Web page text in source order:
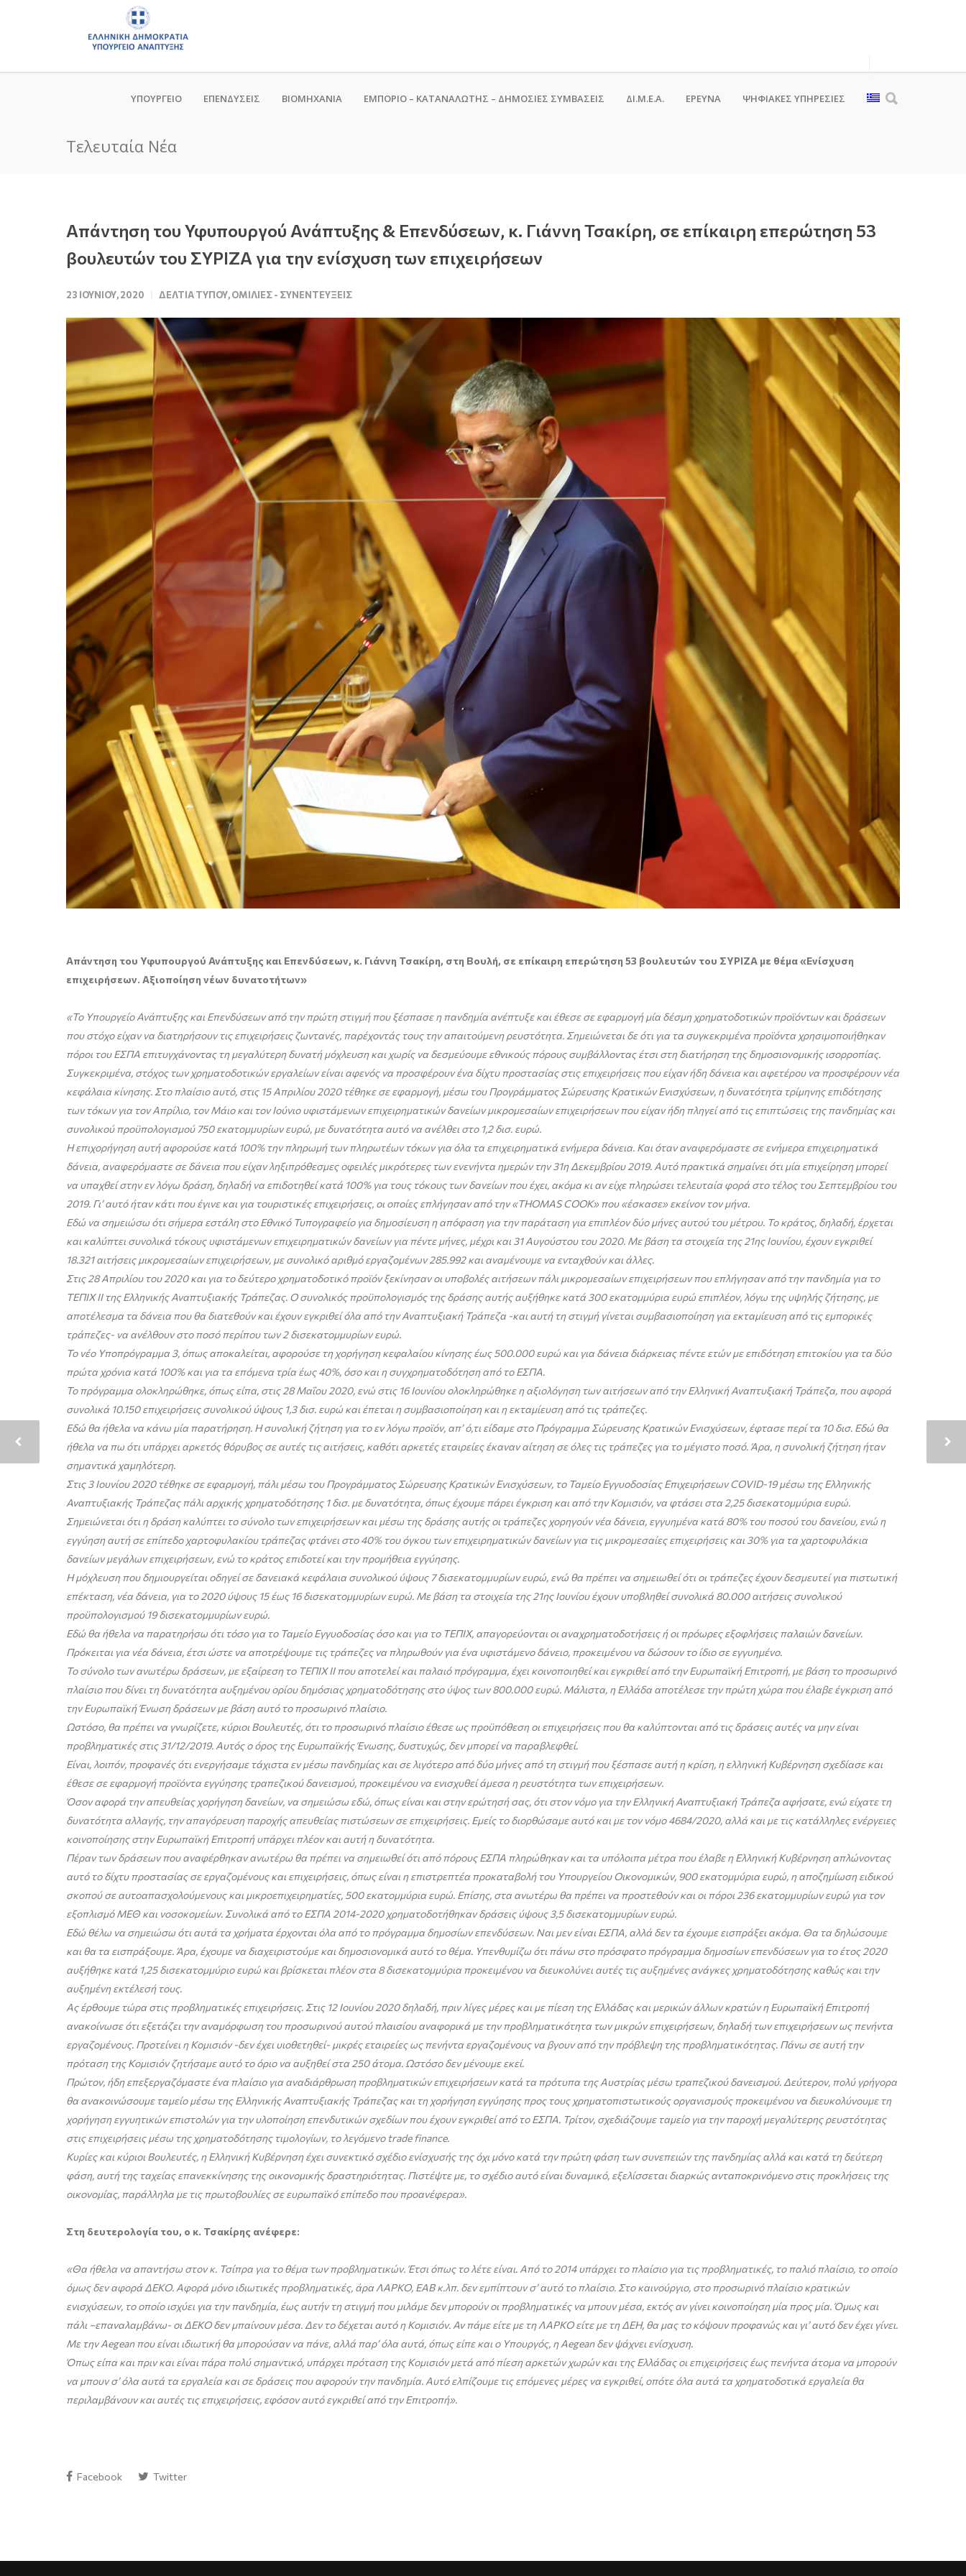
ΥΠΟΥΡΓΕΙΟ ΕΠΕΝΔΥΣΕΙΣ ΒΙΟΜΗΧΑΝΙΑ ΕΜΠΟΡΙΟ – ΚΑΤΑΝΑΛΩΤΗΣ – ΔΗΜΟΣΙΕΣ ΣΥΜΒΑΣΕΙΣ ΔΙ.Μ.Ε.Α. ΕΡΕΥΝΑ ΨΗΦΙΑΚΈΣ ΥΠΗΡΕΣΊΕΣ
Τελευταία Νέα
Απάντηση του Υφυπουργού Ανάπτυξης & Επενδύσεων, κ. Γιάννη Τσακίρη, σε επίκαιρη επερώτηση 53
βουλευτών του ΣΥΡΙΖΑ για την ενίσχυση των επιχειρήσεων
23 ΙΟΥΝΊΟΥ, 2020 ΔΕΛΤΊΑ ΤΎΠΟΥ,ΟΜΙΛΊΕΣ - ΣΥΝΕΝΤΕΎΞΕΙΣ
Απάντηση του Υφυπουργού Ανάπτυξης και Επενδύσεων, κ. Γιάννη Τσακίρη, στη Βουλή, σε επίκαιρη επερώτηση 53 βουλευτών του ΣΥΡΙΖΑ με θέμα «Ενίσχυση
επιχειρήσεων. Αξιοποίηση νέων δυνατοτήτων»
«Το Υπουργείο Ανάπτυξης και Επενδύσεων από την πρώτη στιγμή που ξέσπασε η πανδημία ανέπτυξε και έθεσε σε εφαρμογή μία δέσμη χρηματοδοτικών προϊόντων και δράσεων
που στόχο είχαν να διατηρήσουν τις επιχειρήσεις ζωντανές, παρέχοντάς τους την απαιτούμενη ρευστότητα. Σημειώνεται δε ότι για τα συγκεκριμένα προϊόντα χρησιμοποιήθηκαν
πόροι του ΕΣΠΑ επιτυγχάνοντας τη μεγαλύτερη δυνατή μόχλευση και χωρίς να δεσμεύουμε εθνικούς πόρους συμβάλλοντας έτσι στη διατήρηση της δημοσιονομικής ισορροπίας.
Συγκεκριμένα, στόχος των χρηματοδοτικών εργαλείων είναι αφενός να προσφέρουν ένα δίχτυ προστασίας στις επιχειρήσεις που είχαν ήδη δάνεια και αφετέρου να προσφέρουν νέα
κεφάλαια κίνησης. Στο πλαίσιο αυτό, στις 15 Απριλίου 2020 τέθηκε σε εφαρμογή, μέσω του Προγράμματος Σώρευσης Κρατικών Ενισχύσεων, η δυνατότητα τρίμηνης επιδότησης
των τόκων για τον Απρίλιο, τον Μάιο και τον Ιούνιο υφιστάμενων επιχειρηματικών δανείων μικρομεσαίων επιχειρήσεων που είχαν ήδη πληγεί από τις επιπτώσεις της πανδημίας και
συνολικού προϋπολογισμού 750 εκατομμυρίων ευρώ, με δυνατότητα αυτό να ανέλθει στο 1,2 δισ. ευρώ.
Η επιχορήγηση αυτή αφορούσε κατά 100% την πληρωμή των πληρωτέων τόκων για όλα τα επιχειρηματικά ενήμερα δάνεια. Και όταν αναφερόμαστε σε ενήμερα επιχειρηματικά
δάνεια, αναφερόμαστε σε δάνεια που είχαν ληξιπρόθεσμες οφειλές μικρότερες των ενενήντα ημερών την 31η Δεκεμβρίου 2019. Αυτό πρακτικά σημαίνει ότι μία επιχείρηση μπορεί
να υπαχθεί στην εν λόγω δράση, δηλαδή να επιδοτηθεί κατά 100% για τους τόκους των δανείων που έχει, ακόμα κι αν είχε πληρώσει τελευταία φορά στο τέλος του Σεπτεμβρίου του
2019. Γι’ αυτό ήταν κάτι που έγινε και για τουριστικές επιχειρήσεις, οι οποίες επλήγησαν από την «THOMAS COOK» που «έσκασε» εκείνον τον μήνα.
Εδώ να σημειώσω ότι σήμερα εστάλη στο Εθνικό Τυπογραφείο για δημοσίευση η απόφαση για την παράταση για επιπλέον δύο μήνες αυτού του μέτρου. Το κράτος, δηλαδή, έρχεται
και καλύπτει συνολικά τόκους υφιστάμενων επιχειρηματικών δανείων για πέντε μήνες, μέχρι και 31 Αυγούστου του 2020. Με βάση τα στοιχεία της 21ης Ιουνίου, έχουν εγκριθεί
18.321 αιτήσεις μικρομεσαίων επιχειρήσεων, με συνολικό αριθμό εργαζομένων 285.992 και αναμένουμε να ενταχθούν και άλλες.
Στις 28 Απριλίου του 2020 και για το δεύτερο χρηματοδοτικό προϊόν ξεκίνησαν οι υποβολές αιτήσεων πάλι μικρομεσαίων επιχειρήσεων που επλήγησαν από την πανδημία για το
ΤΕΠΙΧ ΙΙ της Ελληνικής Αναπτυξιακής Τράπεζας. Ο συνολικός προϋπολογισμός της δράσης αυτής αυξήθηκε κατά 300 εκατομμύρια ευρώ επιπλέον, λόγω της υψηλής ζήτησης, με
αποτέλεσμα τα δάνεια που θα διατεθούν και έχουν εγκριθεί όλα από την Αναπτυξιακή Τράπεζα -και αυτή τη στιγμή γίνεται συμβασιοποίηση για εκταμίευση από τις εμπορικές
τράπεζες- να ανέλθουν στο ποσό περίπου των 2 δισεκατομμυρίων ευρώ.
Το νέο Υποπρόγραμμα 3, όπως αποκαλείται, αφορούσε τη χορήγηση κεφαλαίου κίνησης έως 500.000 ευρώ και για δάνεια διάρκειας πέντε ετών με επιδότηση επιτοκίου για τα δύο
πρώτα χρόνια κατά 100% και για τα επόμενα τρία έως 40%, όσο και η συγχρηματοδότηση από το ΕΣΠΑ.
Το πρόγραμμα ολοκληρώθηκε, όπως είπα, στις 28 Μαΐου 2020, ενώ στις 16 Ιουνίου ολοκληρώθηκε η αξιολόγηση των αιτήσεων από την Ελληνική Αναπτυξιακή Τράπεζα, που αφορά
συνολικά 10.150 επιχειρήσεις συνολικού ύψους 1,3 δισ. ευρώ και έπεται η συμβασιοποίηση και η εκταμίευση από τις τράπεζες.
Εδώ θα ήθελα να κάνω μία παρατήρηση. Η συνολική ζήτηση για το εν λόγω προϊόν, απ’ ό,τι είδαμε στο Πρόγραμμα Σώρευσης Κρατικών Ενισχύσεων, έφτασε περί τα 10 δισ. Εδώ θα
ήθελα να πω ότι υπάρχει αρκετός θόρυβος σε αυτές τις αιτήσεις, καθότι αρκετές εταιρείες έκαναν αίτηση σε όλες τις τράπεζες για το μέγιστο ποσό. Άρα, η συνολική ζήτηση ήταν
σημαντικά χαμηλότερη.
Στις 3 Ιουνίου 2020 τέθηκε σε εφαρμογή, πάλι μέσω του Προγράμματος Σώρευσης Κρατικών Ενισχύσεων, το Ταμείο Εγγυοδοσίας Επιχειρήσεων COVID-19 μέσω της Ελληνικής
Αναπτυξιακής Τράπεζας πάλι αρχικής χρηματοδότησης 1 δισ. με δυνατότητα, όπως έχουμε πάρει έγκριση και από την Κομισιόν, να φτάσει στα 2,25 δισεκατομμύρια ευρώ.
Σημειώνεται ότι η δράση καλύπτει το σύνολο των επιχειρήσεων και μέσω της δράσης αυτής οι τράπεζες χορηγούν νέα δάνεια, εγγυημένα κατά 80% του ποσού του δανείου, ενώ η
εγγύηση αυτή σε επίπεδο χαρτοφυλακίου τράπεζας φτάνει στο 40% του όγκου των επιχειρηματικών δανείων για τις μικρομεσαίες επιχειρήσεις και 30% για τα χαρτοφυλάκια
δανείων μεγάλων επιχειρήσεων, ενώ το κράτος επιδοτεί και την προμήθεια εγγύησης.
Η μόχλευση που δημιουργείται οδηγεί σε δανειακά κεφάλαια συνολικού ύψους 7 δισεκατομμυρίων ευρώ, ενώ θα πρέπει να σημειωθεί ότι οι τράπεζες έχουν δεσμευτεί για πιστωτική
επέκταση, νέα δάνεια, για το 2020 ύψους 15 έως 16 δισεκατομμυρίων ευρώ. Με βάση τα στοιχεία της 21ης Ιουνίου έχουν υποβληθεί συνολικά 80.000 αιτήσεις συνολικού
προϋπολογισμού 19 δισεκατομμυρίων ευρώ.
Εδώ θα ήθελα να παρατηρήσω ότι τόσο για το Ταμείο Εγγυοδοσίας όσο και για το ΤΕΠΙΧ, απαγορεύονται οι αναχρηματοδοτήσεις ή οι πρόωρες εξοφλήσεις παλαιών δανείων.
Πρόκειται για νέα δάνεια, έτσι ώστε να αποτρέψουμε τις τράπεζες να πληρωθούν για ένα υφιστάμενο δάνειο, προκειμένου να δώσουν το ίδιο σε εγγυημένο.
Το σύνολο των ανωτέρω δράσεων, με εξαίρεση το ΤΕΠΙΧ ΙΙ που αποτελεί και παλαιό πρόγραμμα, έχει κοινοποιηθεί και εγκριθεί από την Ευρωπαϊκή Επιτροπή, με βάση το προσωρινό
πλαίσιο που δίνει τη δυνατότητα αυξημένου ορίου δημόσιας χρηματοδότησης στο ύψος των 800.000 ευρώ. Μάλιστα, η Ελλάδα αποτέλεσε την πρώτη χώρα που έλαβε έγκριση από
την Ευρωπαϊκή Ένωση δράσεων με βάση αυτό το προσωρινό πλαίσιο.
Ωστόσο, θα πρέπει να γνωρίζετε, κύριοι Βουλευτές, ότι το προσωρινό πλαίσιο έθεσε ως προϋπόθεση οι επιχειρήσεις που θα καλύπτονται από τις δράσεις αυτές να μην είναι
προβληματικές στις 31/12/2019. Αυτός ο όρος της Ευρωπαϊκής Ένωσης, δυστυχώς, δεν μπορεί να παραβλεφθεί.
Είναι, λοιπόν, προφανές ότι ενεργήσαμε τάχιστα εν μέσω πανδημίας και σε λιγότερο από δύο μήνες από τη στιγμή που ξέσπασε αυτή η κρίση, η ελληνική Κυβέρνηση σχεδίασε και
έθεσε σε εφαρμογή προϊόντα εγγύησης τραπεζικού δανεισμού, προκειμένου να ενισχυθεί άμεσα η ρευστότητα των επιχειρήσεων.
Όσον αφορά την απευθείας χορήγηση δανείων, να σημειώσω εδώ, όπως είναι και στην ερώτησή σας, ότι στον νόμο για την Ελληνική Αναπτυξιακή Τράπεζα αφήσατε, ενώ είχατε τη
δυνατότητα αλλαγής, την απαγόρευση παροχής απευθείας πιστώσεων σε επιχειρήσεις. Εμείς το διορθώσαμε αυτό και με τον νόμο 4684/2020, αλλά και με τις κατάλληλες ενέργειες
κοινοποίησης στην Ευρωπαϊκή Επιτροπή υπάρχει πλέον και αυτή η δυνατότητα.
Πέραν των δράσεων που αναφέρθηκαν ανωτέρω θα πρέπει να σημειωθεί ότι από πόρους ΕΣΠΑ πληρώθηκαν και τα υπόλοιπα μέτρα που έλαβε η Ελληνική Κυβέρνηση απλώνοντας
αυτό το δίχτυ προστασίας σε εργαζομένους και επιχειρήσεις, όπως είναι η επιστρεπτέα προκαταβολή του Υπουργείου Οικονομικών, 900 εκατομμύρια ευρώ, η αποζημίωση ειδικού
σκοπού σε αυτοαπασχολούμενους και μικροεπιχειρηματίες, 500 εκατομμύρια ευρώ. Επίσης, στα ανωτέρω θα πρέπει να προστεθούν και οι πόροι 236 εκατομμυρίων ευρώ για τον
εξοπλισμό ΜΕΘ και νοσοκομείων. Συνολικά από το ΕΣΠΑ 2014-2020 χρηματοδοτήθηκαν δράσεις ύψους 3,5 δισεκατομμυρίων ευρώ.
Εδώ θέλω να σημειώσω ότι αυτά τα χρήματα έρχονται όλα από το πρόγραμμα δημοσίων επενδύσεων. Ναι μεν είναι ΕΣΠΑ, αλλά δεν τα έχουμε εισπράξει ακόμα. Θα τα δηλώσουμε
και θα τα εισπράξουμε. Άρα, έχουμε να διαχειριστούμε και δημοσιονομικά αυτό το θέμα. Υπενθυμίζω ότι πάνω στο πρόσφατο πρόγραμμα δημοσίων επενδύσεων για το έτος 2020
αυξήθηκε κατά 1,25 δισεκατομμύριο ευρώ και βρίσκεται πλέον στα 8 δισεκατομμύρια προκειμένου να διευκολύνει αυτές τις αυξημένες ανάγκες χρηματοδότησης καθώς και την
αυξημένη εκτέλεσή τους.
Ας έρθουμε τώρα στις προβληματικές επιχειρήσεις. Στις 12 Ιουνίου 2020 δηλαδή, πριν λίγες μέρες και με πίεση της Ελλάδας και μερικών άλλων κρατών η Ευρωπαϊκή Επιτροπή
ανακοίνωσε ότι εξετάζει την αναμόρφωση του προσωρινού αυτού πλαισίου αναφορικά με την προβληματικότητα των μικρών επιχειρήσεων, δηλαδή των επιχειρήσεων ως πενήντα
εργαζομένους. Προτείνει η Κομισιόν -δεν έχει υιοθετηθεί- μικρές εταιρείες ως πενήντα εργαζομένους να βγουν από την πρόβλεψη της προβληματικότητας. Πάνω σε αυτή την
πρόταση της Κομισιόν ζητήσαμε αυτό το όριο να αυξηθεί στα 250 άτομα. Ωστόσο δεν μένουμε εκεί.
Πρώτον, ήδη επεξεργαζόμαστε ένα πλαίσιο για αναδιάρθρωση προβληματικών επιχειρήσεων κατά τα πρότυπα της Αυστρίας μέσω τραπεζικού δανεισμού. Δεύτερον, πολύ γρήγορα
θα ανακοινώσουμε ταμείο μέσω της Ελληνικής Αναπτυξιακής Τράπεζας και τη χορήγηση εγγύησης προς τους χρηματοπιστωτικούς οργανισμούς προκειμένου να διευκολύνουμε τη
χορήγηση εγγυητικών επιστολών για την υλοποίηση επενδυτικών σχεδίων που έχουν εγκριθεί από το ΕΣΠΑ. Τρίτον, σχεδιάζουμε ταμείο για την παροχή μεγαλύτερης ρευστότητας
στις επιχειρήσεις μέσω της χρηματοδότησης τιμολογίων, το λεγόμενο trade finance.
Κυρίες και κύριοι Βουλευτές, η Ελληνική Κυβέρνηση έχει συνεκτικό σχέδιο ενίσχυσής της όχι μόνο κατά την πρώτη φάση των συνεπειών της πανδημίας αλλά και κατά τη δεύτερη
φάση, αυτή της ταχείας επανεκκίνησης της οικονομικής δραστηριότητας. Πιστέψτε με, το σχέδιο αυτό είναι δυναμικό, εξελίσσεται διαρκώς ανταποκρινόμενο στις προκλήσεις της
οικονομίας, παράλληλα με τις πρωτοβουλίες σε ευρωπαϊκό επίπεδο που προανέφερα».
Στη δευτερολογία του, ο κ. Τσακίρης ανέφερε:
«Θα ήθελα να απαντήσω στον κ. Τσίπρα για το θέμα των προβληματικών. Έτσι όπως το λέτε είναι. Από το 2014 υπάρχει το πλαίσιο για τις προβληματικές, το παλιό πλαίσιο, το οποίο
όμως δεν αφορά ΔΕΚΟ. Αφορά μόνο ιδιωτικές προβληματικές, άρα ΛΑΡΚΟ, ΕΑΒ κ.λπ. δεν εμπίπτουν σ’ αυτό το πλαίσιο. Στο καινούργιο, στο προσωρινό πλαίσιο κρατικών
ενισχύσεων, το οποίο ισχύει για την πανδημία, έως αυτήν τη στιγμή που μιλάμε δεν μπορούν οι προβληματικές να μπουν μέσα, εκτός αν γίνει κοινοποίηση μία προς μία. Όμως και
πάλι –επαναλαμβάνω- οι ΔΕΚΟ δεν μπαίνουν μέσα. Δεν το δέχεται αυτό η Κομισιόν. Αν πάμε είτε με τη ΛΑΡΚΟ είτε με τη ΔΕΗ, θα μας το κόψουν προφανώς και γι’ αυτό δεν έχει γίνει.
Με την Αegean που είναι ιδιωτική θα μπορούσαν να πάνε, αλλά παρ’ όλα αυτά, όπως είπε και ο Υπουργός, η Aegean δεν ψάχνει ενίσχυση.
Όπως είπα και πριν και είναι πάρα πολύ σημαντικό, υπάρχει πρόταση της Κομισιόν μετά από πίεση αρκετών χωρών και της Ελλάδας οι επιχειρήσεις έως πενήντα άτομα να μπορούν
να μπουν σ’ όλα αυτά τα εργαλεία και σε δράσεις που αφορούν την πανδημία. Αυτό ελπίζουμε τις επόμενες μέρες να εγκριθεί, οπότε όλα αυτά τα χρηματοδοτικά εργαλεία θα
περιλαμβάνουν και αυτές τις επιχειρήσεις, εφόσον αυτό εγκριθεί από την Επιτροπή».
Facebook Twitter